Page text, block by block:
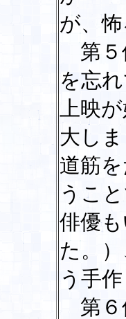
が、
第５
を忘
上映
大し
道筋
うこ
俳優
た。
う手
第６